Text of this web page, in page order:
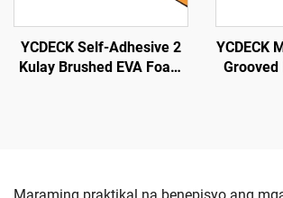
YCDECK Self-Adhesive 2
Kulay Brushed EVA Foam
YCDECK
Grooved